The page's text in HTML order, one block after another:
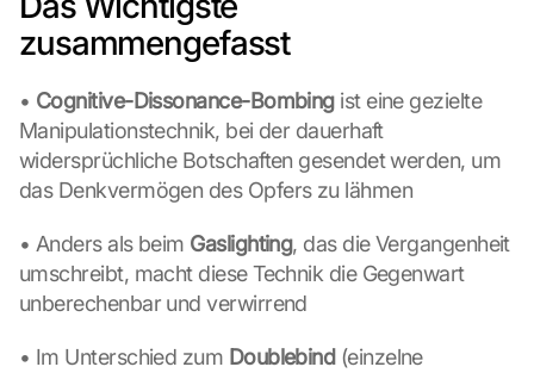
zusammengefasst
• Cognitive-Dissonance-Bombing ist eine gezielte
Manipulationstechnik, bei der dauerhaft
widersprüchliche Botschaften gesendet werden, um
das Denkvermögen des Opfers zu lähmen
• Anders als beim Gaslighting, das die Vergangenheit
umschreibt, macht diese Technik die Gegenwart
unberechenbar und verwirrend
• Im Unterschied zum Doublebind (einzelne